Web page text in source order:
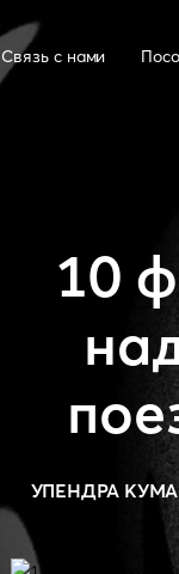
Связь с нами
10
УПЕНДРА